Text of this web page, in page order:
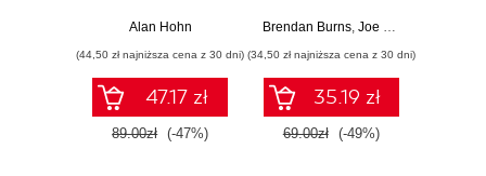
tworzeniu
aplikacji
Alan Hohn
(44,50 zł najniższa cena z 30 dni)
47.17 zł
89.00zł (-47%)
rozproszonych.
Brendan Burns, Joe Beda
(34,50 zł najniższa cena z 30 dni)
35.19 zł
69.00zł (-49%)